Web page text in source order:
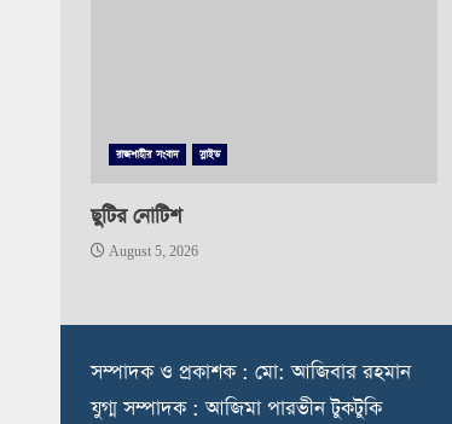
রাজশাহীর সংবাদ স্লাইড
ছুটির নোটিশ
August 5, 2026
সম্পাদক ও প্রকাশক : মো: আজিবার রহমান
যুগ্ম সম্পাদক : আজিমা পারভীন টুকটুকি